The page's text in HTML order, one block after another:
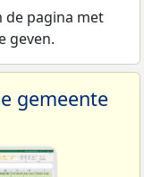
de pagina met
geven.
gemeente